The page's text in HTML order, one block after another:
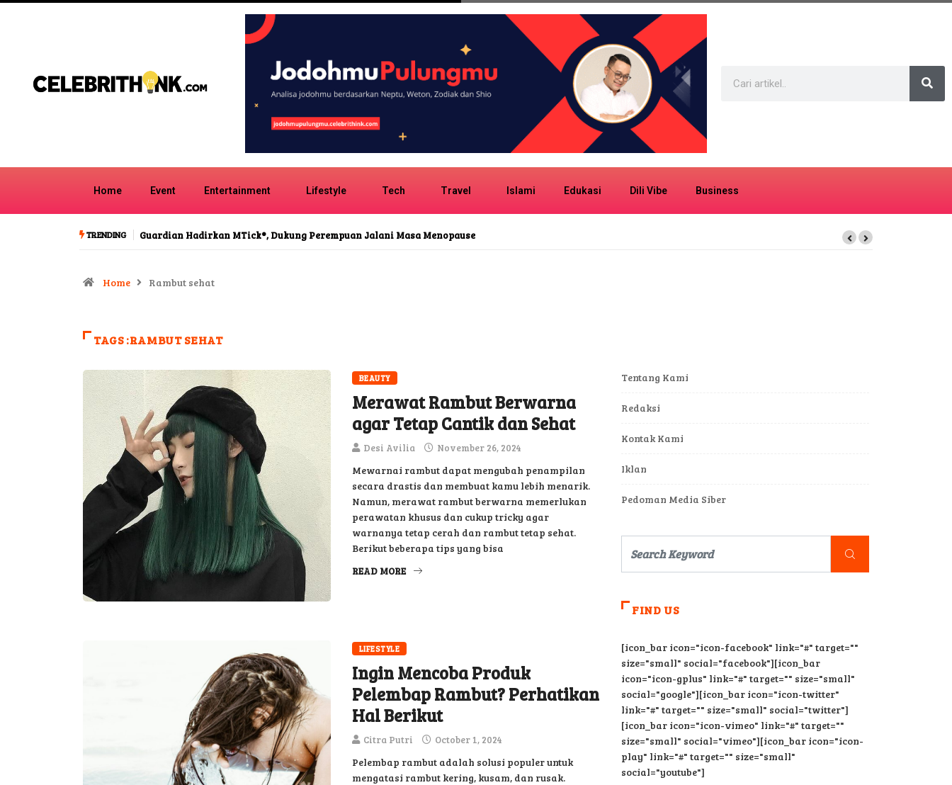
Home Event Entertainment Lifestyle Tech Travel Islami Edukasi Dili Vibe Business
TRENDING
Jalani Masa Menopause Bravo, DPRD DIY Sahkan Larangan Perdagangan Daging Anjing
Home Rambut sehat
TAGS :RAMBUT SEHAT
BEAUTY
Merawat Rambut Berwarna
agar Tetap Cantik dan Sehat
Desi Avilia November 26, 2024
Mewarnai rambut dapat mengubah penampilan
secara drastis dan membuat kamu lebih menarik.
Namun, merawat rambut berwarna memerlukan
perawatan khusus dan cukup tricky agar
warnanya tetap cerah dan rambut tetap sehat.
Berikut beberapa tips yang bisa
READ MORE
LIFESTYLE
Ingin Mencoba Produk
Pelembap Rambut? Perhatikan
Hal Berikut
Citra Putri October 1, 2024
Pelembap rambut adalah solusi populer untuk
mengatasi rambut kering, kusam, dan rusak.
Tentang Kami
Redaksi
Kontak Kami
Iklan
Pedoman Media Siber
FIND US
[icon_bar icon="icon-facebook" link="#" target=""
size="small" social="facebook"][icon_bar
icon="icon-gplus" link="#" target="" size="small"
social="google"][icon_bar icon="icon-twitter"
link="#" target="" size="small" social="twitter"]
[icon_bar icon="icon-vimeo" link="#" target=""
size="small" social="vimeo"][icon_bar icon="icon-
play" link="#" target="" size="small"
social="youtube"]